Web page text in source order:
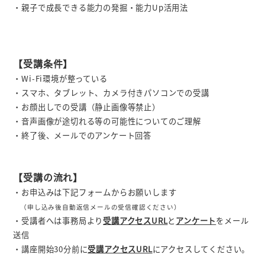
・親子で成長できる能力の発掘・能力Up活用法
【受講条件】
・Wi-Fi環境が整っている
・スマホ、タブレット、カメラ付きパソコンでの受講
・お顔出しでの受講（静止画像等禁止）
・音声画像が途切れる等の可能性についてのご理解
・終了後、メールでのアンケート回答
【受講の流れ】
・お申込みは下記フォームからお願いします
（申し込み後自動返信メールの受信確認ください）
・受講者へは事務局より 受講アクセスURLと アンケートをメール
送信
・講座開始30分前に受講アクセスURLにアクセスしてください。